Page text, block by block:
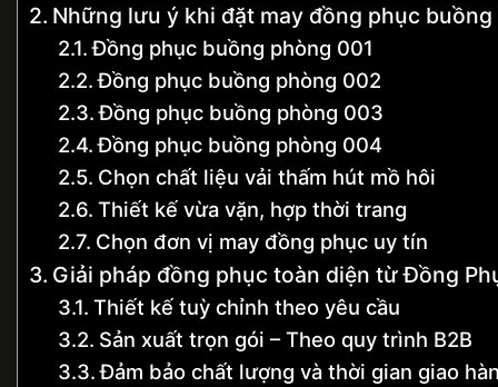
Những lưu ý khi đặt may đồng phục
Đồng phục buồng phòng 001
Đồng phục buồng phòng 002
Đồng phục buồng phòng 003
Đồng phục buồng phòng 004
Chọn chất liệu vải thấm hút mồ hôi
Thiết kế vừa vặn, hợp thời trang
Chọn đơn vị may đồng phục uy tín
Giải pháp đồng phục toàn diện từ Đồng
Thiết kế tuỳ chỉnh theo yêu cầu
Sản xuất trọn gói – Theo quy trình B2B
Đảm bảo chất lượng và thời gian giao